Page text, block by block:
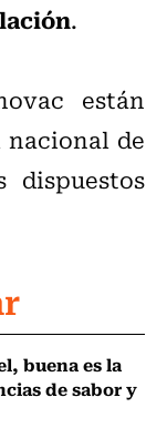
.
están
de
dispuestos
buena es la
de sabor y